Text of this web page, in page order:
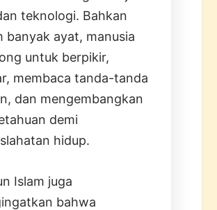
teknologi. Bahkan
banyak ayat, manusia
untuk berpikir,
membaca tanda-tanda
dan mengembangkan
demi
hidup.
Islam juga
bahwa